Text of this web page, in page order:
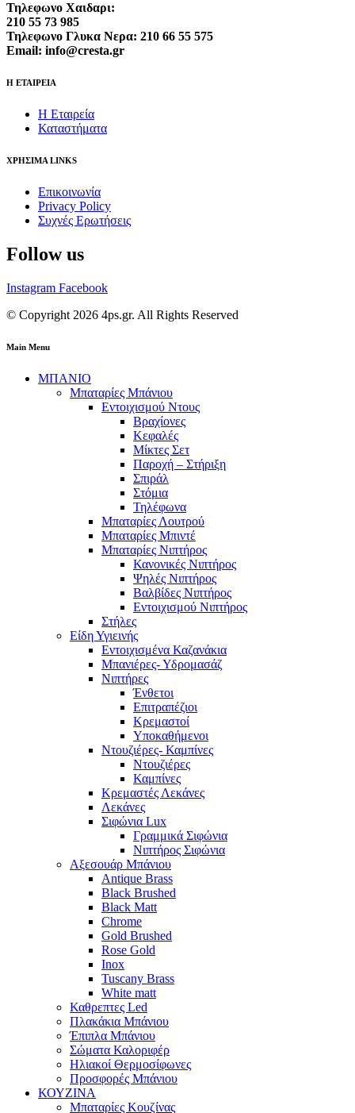
Τηλεφωνο Χαιδαρι:
210 55 73 985
Τηλεφωνο Γλυκα Νερα: 210 66 55 575
Email: info@cresta.gr
Η ΕΤΑΙΡΕΙΑ
Η Εταιρεία
Καταστήματα
ΧΡΗΣΙΜΑ LINKS
Επικοινωνία
Privacy Policy
Συχνές Ερωτήσεις
Follow us
Instagram Facebook
© Copyright 2026 4ps.gr. All Rights Reserved
Main Menu
ΜΠΑΝΙΟ
Μπαταρίες Μπάνιου
Εντοιχισμού Ντους
Βραχίονες
Κεφαλές
Μίκτες Σετ
Παροχή – Στήριξη
Σπιράλ
Στόμια
Τηλέφωνα
Μπαταρίες Λουτρού
Μπαταρίες Μπιντέ
Μπαταρίες Νιπτήρος
Κανονικές Νιπτήρος
Ψηλές Νιπτήρος
Βαλβίδες Νιπτήρος
Εντοιχισμού Νιπτήρος
Στήλες
Είδη Υγιεινής
Εντοιχισμένα Καζανάκια
Μπανιέρες- Υδρομασάζ
Νιπτήρες
Ένθετοι
Επιτραπέζιοι
Κρεμαστοί
Υποκαθήμενοι
Ντουζιέρες- Καμπίνες
Ντουζιέρες
Καμπίνες
Κρεμαστές Λεκάνες
Λεκάνες
Σιφώνια Lux
Γραμμικά Σιφώνια
Νιπτήρος Σιφώνια
Αξεσουάρ Μπάνιου
Antique Brass
Black Brushed
Black Matt
Chrome
Gold Brushed
Rose Gold
Inox
Tuscany Brass
White matt
Καθρεπτες Led
Πλακάκια Μπάνιου
Έπιπλα Μπάνιου
Σώματα Καλοριφέρ
Ηλιακοί Θερμοσίφωνες
Προσφορές Μπάνιου
ΚΟΥΖΙΝΑ
Μπαταρίες Κουζίνας